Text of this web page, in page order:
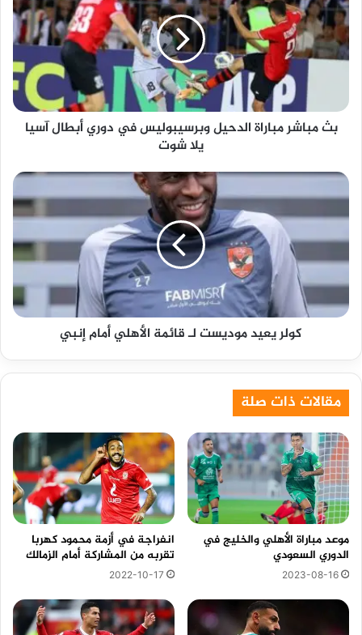
مباراة
الدحيل
وبرسيبوليس
في
آسيا
بث مباشر مباراة الدحيل وبرسيبوليس في دوري أبطال آسيا
يلا شوت
كولر
يعيد
قائمة
الأهلي
أمام
كولر يعيد موديست لـ قائمة الأهلي أمام إنبي
مقالات ذات صلة
موعد مباراة الأهلي والخليج في
الدوري السعودي
2023-08-16
انفراجة في أزمة محمود كهربا
تقربه من المشاركة أمام الزمالك
2022-10-17